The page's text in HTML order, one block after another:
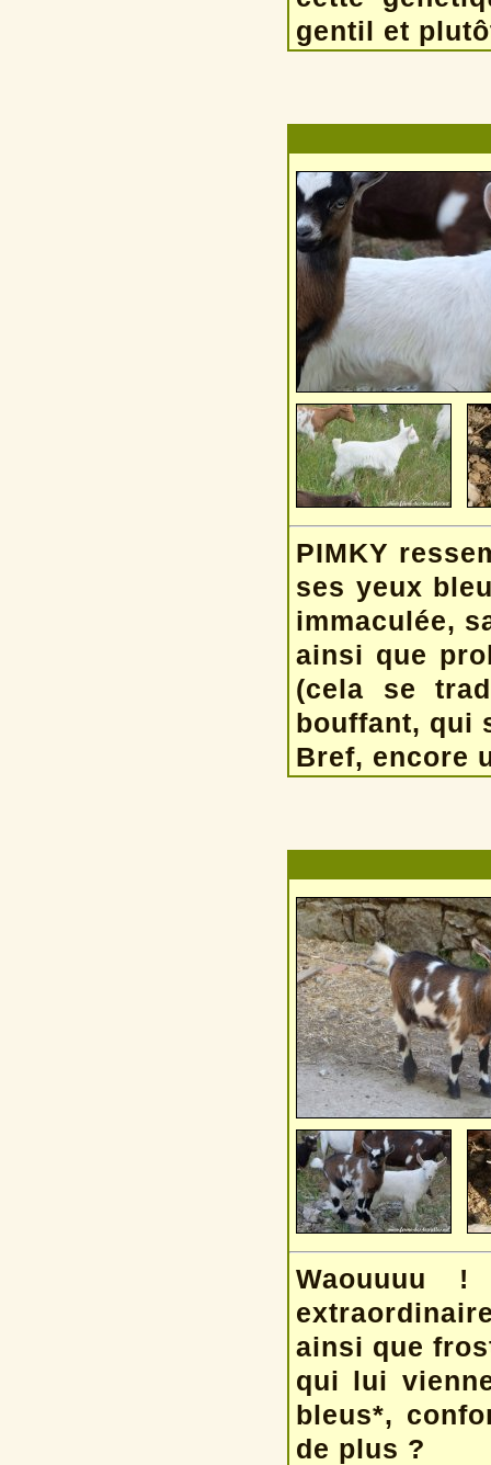
gentil et
PIMKY
ses yeux
immaculée,
ainsi que
(cela se
bouffant, qui
Bref, encore
Waouuuu
ainsi que
qui lui
bleus*,
de plus ?